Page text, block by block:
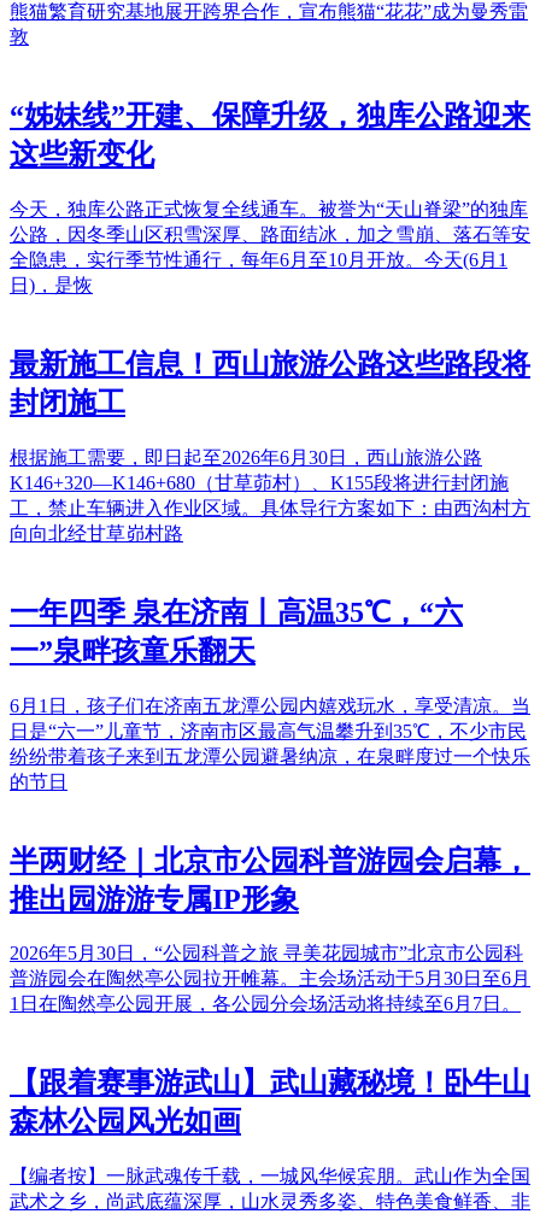
熊猫繁育研究基地展开跨界合作，宣布熊猫“花花”成为曼秀雷
敦
“姊妹线”开建、保障升级，独库公路迎来
这些新变化
今天，独库公路正式恢复全线通车。被誉为“天山脊梁”的独库
公路，因冬季山区积雪深厚、路面结冰，加之雪崩、落石等安
全隐患，实行季节性通行，每年6月至10月开放。今天(6月1
日)，是恢
最新施工信息！西山旅游公路这些路段将
封闭施工
根据施工需要，即日起至2026年6月30日，西山旅游公路
K146+320—K146+680（甘草茆村）、K155段将进行封闭施
工，禁止车辆进入作业区域。具体导行方案如下：由西沟村方
向向北经甘草峁村路
一年四季 泉在济南丨高温35℃，“六
一”泉畔孩童乐翻天
6月1日，孩子们在济南五龙潭公园内嬉戏玩水，享受清凉。当
日是“六一”儿童节，济南市区最高气温攀升到35℃，不少市民
纷纷带着孩子来到五龙潭公园避暑纳凉，在泉畔度过一个快乐
的节日
半两财经｜北京市公园科普游园会启幕，
推出园游游专属IP形象
2026年5月30日，“公园科普之旅 寻美花园城市”北京市公园科
普游园会在陶然亭公园拉开帷幕。主会场活动于5月30日至6月
1日在陶然亭公园开展，各公园分会场活动将持续至6月7日。
【跟着赛事游武山】武山藏秘境！卧牛山
森林公园风光如画
【编者按】一脉武魂传千载，一城风华候宾朋。武山作为全国
武术之乡，尚武底蕴深厚，山水灵秀多姿、特色美食鲜香、非